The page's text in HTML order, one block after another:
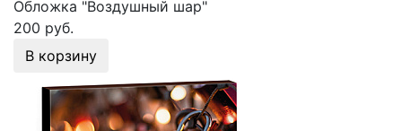
Обложка "Воздушный шар"
200 руб.
В корзину